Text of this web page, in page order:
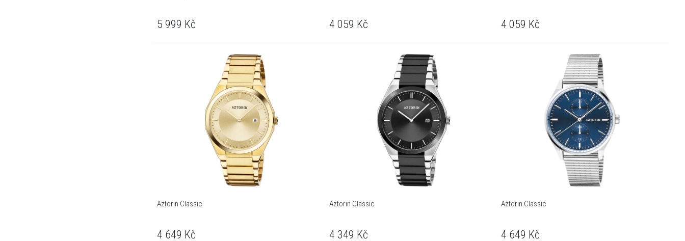
5 999 Kč 4 059 Kč 4 059 Kč
Aztorin Classic
4 649 Kč
Aztorin Classic
4 349 Kč
Aztorin Classic
4 649 Kč